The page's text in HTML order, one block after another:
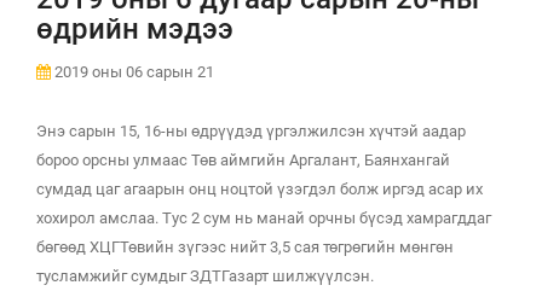
өдрийн мэдээ
2019 оны 06 сарын 21
Энэ сарын 15, 16-ны өдрүүдэд үргэлжилсэн хүчтэй аадар
бороо орсны улмаас Төв аймгийн Аргалант, Баянхангай
сумдад цаг агаарын онц ноцтой үзэгдэл болж иргэд асар их
хохирол амслаа. Тус 2 сум нь манай орчны бүсэд хамрагддаг
бөгөөд ХЦГТөвийн зүгээс нийт 3,5 сая төгрөгийн мөнгөн
тусламжийг сумдыг ЗДТГазарт шилжүүлсэн.